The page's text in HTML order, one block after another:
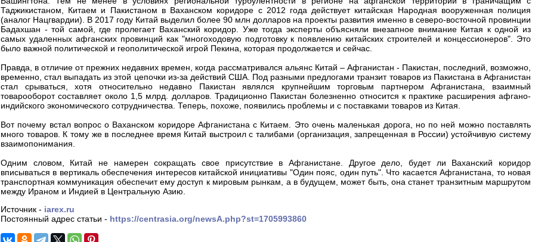
Таджикистаном, Китаем и Пакистаном в Ваханском коридоре с 2012 года действует китайская Народная вооруженная полиция
(аналог Нацгвардии). В 2017 году Китай выделил более 90 млн долларов на проекты развития именно в северо-восточной провинции
Бадахшан - той самой, где пролегает Ваханский коридор. Уже тогда эксперты объясняли внезапное внимание Китая к одной из
самых удаленных афганских провинций как "многоходовую подготовку к появлению китайских строителей и концессионеров". Это
было важной политической и геополитической игрой Пекина, которая продолжается и сейчас.
Правда, в отличие от прежних недавних времен, когда рассматривался альянс Китай – Афганистан - Пакистан, последний, возможно,
временно, стал выпадать из этой цепочки из-за действий США. Под разными предлогами транзит товаров из Пакистана в Афганистан
стал срываться, хотя относительно недавно Пакистан являлся крупнейшим торговым партнером Афганистана, взаимный
товарооборот составляет около 1,5 млрд. долларов. Традиционно Пакистан болезненно относится к практике расширения афгано-
индийского экономического сотрудничества. Теперь, похоже, появились проблемы и с поставками товаров из Китая.
Вот почему встал вопрос о Ваханском коридоре Афганистана с Китаем. Это очень маленькая дорога, но по ней можно поставлять
много товаров. К тому же в последнее время Китай выстроил с талибами (организация, запрещенная в России) устойчивую систему
взаимопонимания.
Одним словом, Китай не намерен сокращать свое присутствие в Афганистане. Другое дело, будет ли Ваханский коридор
вписываться в вертикаль обеспечения интересов китайской инициативы "Один пояс, один путь". Что касается Афганистана, то новая
транспортная коммуникация обеспечит ему доступ к мировым рынкам, а в будущем, может быть, она станет транзитным маршрутом
между Ираном и Индией в Центральную Азию.
Источник - iarex.ru
Постоянный адрес статьи - https://centrasia.org/newsA.php?st=1705993860